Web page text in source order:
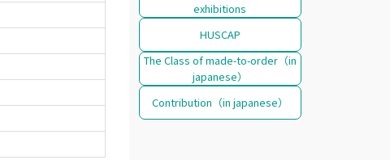
exhibitions
HUSCAP
The Class of made-to-order（in
japanese）
Contribution（in japanese）